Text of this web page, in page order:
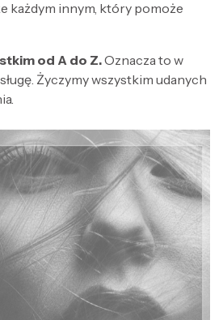
każdym innym, który pomoże
od A do Z.Oznacza to w
Życzymy wszystkim udanych